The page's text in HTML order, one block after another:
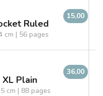
15,00
Ruled
cm | 56 pages
36,00
Plain
cm | 88 pages